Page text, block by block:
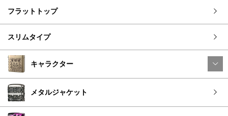
フラットトップ
スリムタイプ
キャラクター
メタルジャケット